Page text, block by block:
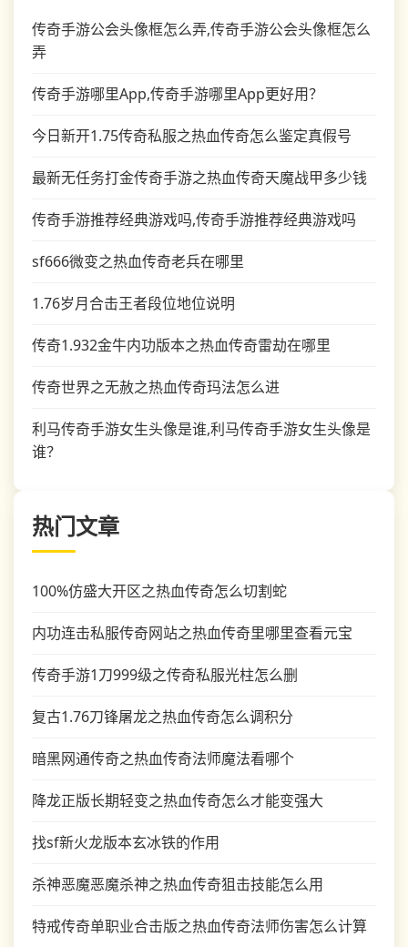
传奇手游公会头像框怎么弄,传奇手游公会头像框怎么
弄
传奇手游哪里App,传奇手游哪里App更好用？
今日新开1.75传奇私服之热血传奇怎么鉴定真假号
最新无任务打金传奇手游之热血传奇天魔战甲多少钱
传奇手游推荐经典游戏吗,传奇手游推荐经典游戏吗
sf666微变之热血传奇老兵在哪里
1.76岁月合击王者段位地位说明
传奇1.932金牛内功版本之热血传奇雷劫在哪里
传奇世界之无赦之热血传奇玛法怎么进
利马传奇手游女生头像是谁,利马传奇手游女生头像是
谁？
热门文章
100%仿盛大开区之热血传奇怎么切割蛇
内功连击私服传奇网站之热血传奇里哪里查看元宝
传奇手游1刀999级之传奇私服光柱怎么删
复古1.76刀锋屠龙之热血传奇怎么调积分
暗黑网通传奇之热血传奇法师魔法看哪个
降龙正版长期轻变之热血传奇怎么才能变强大
找sf新火龙版本玄冰铁的作用
杀神恶魔恶魔杀神之热血传奇狙击技能怎么用
特戒传奇单职业合击版之热血传奇法师伤害怎么计算